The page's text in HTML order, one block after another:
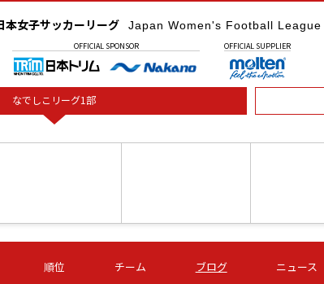
本女子サッカーリーグ Japan Women's Football League
OFFICIAL SPONSOR OFFICIAL SUPPLIER
なでしこリーグ1部
第16節 09/05 (土) 15:00
石人の星
第16節 09/05 (土) 16:00
ＡＧＦ いちご
順位 チーム ブログ ニュース